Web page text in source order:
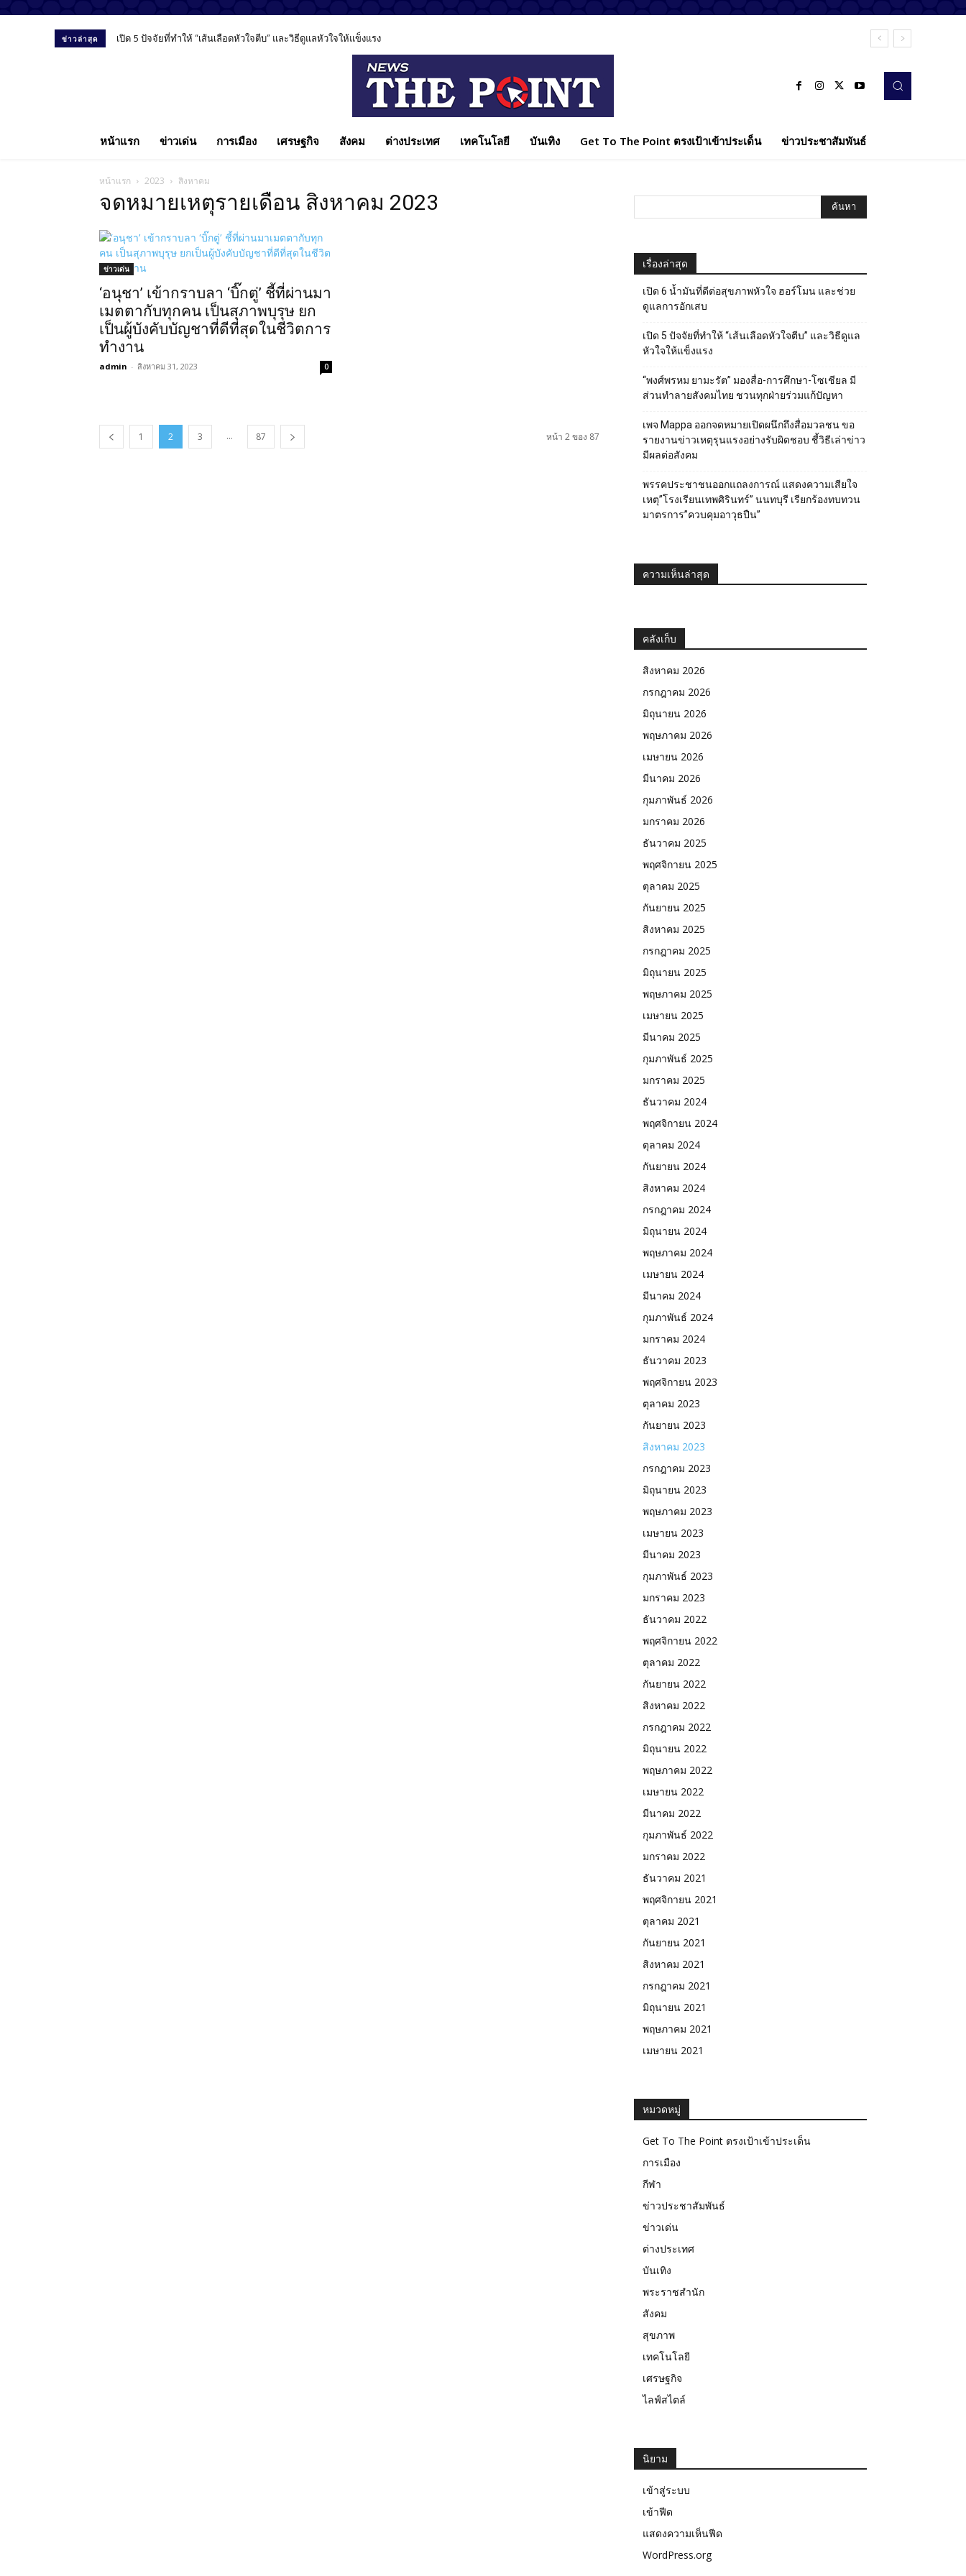
ข่าวล่าสุด เปิด 5 ปัจจัยที่ทำให้ “เส้นเลือดหัวใจตีบ” และวิธีดูแลหัวใจให้แข็งแรง
หน้าแรก ข่าวเด่น การเมือง เศรษฐกิจ สังคม ต่างประเทศ เทคโนโลยี บันเทิง Get To The Point ตรงเป้าเข้าประเด็น ข่าวประชาสัมพันธ์
หน้าแรก 2023 สิงหาคม
จดหมายเหตุรายเดือน สิงหาคม 2023
ข่าวเด่น
‘อนุชา’ เข้ากราบลา ‘บิ๊กตู่’ ชี้ที่ผ่านมา
เมตตากับทุกคน เป็นสุภาพบุรุษ ยก​
เป็นผู้บังคับบัญชาที่ดีที่สุดในชีวิตการ
ทำงาน
admin - สิงหาคม 31, 2023 0
1 2 3 ... 87 หน้า 2 ของ 87
เรื่องล่าสุด
เปิด 6 น้ำมันที่ดีต่อสุขภาพหัวใจ ฮอร์โมน และช่วย
ดูแลการอักเสบ
เปิด 5 ปัจจัยที่ทำให้ “เส้นเลือดหัวใจตีบ” และวิธีดูแล
หัวใจให้แข็งแรง
“พงศ์พรหม ยามะรัต” มองสื่อ-การศึกษา-โซเชียล มี
ส่วนทำลายสังคมไทย ชวนทุกฝ่ายร่วมแก้ปัญหา
เพจ Mappa ออกจดหมายเปิดผนึกถึงสื่อมวลชน ขอ
รายงานข่าวเหตุรุนแรงอย่างรับผิดชอบ ชี้วิธีเล่าข่าว
มีผลต่อสังคม
พรรคประชาชนออกแถลงการณ์ แสดงความเสียใจ
เหตุ”โรงเรียนเทพศิรินทร์” นนทบุรี เรียกร้องทบทวน
มาตรการ”ควบคุมอาวุธปืน”
ความเห็นล่าสุด
คลังเก็บ
สิงหาคม 2026
กรกฎาคม 2026
มิถุนายน 2026
พฤษภาคม 2026
เมษายน 2026
มีนาคม 2026
กุมภาพันธ์ 2026
มกราคม 2026
ธันวาคม 2025
พฤศจิกายน 2025
ตุลาคม 2025
กันยายน 2025
สิงหาคม 2025
กรกฎาคม 2025
มิถุนายน 2025
พฤษภาคม 2025
เมษายน 2025
มีนาคม 2025
กุมภาพันธ์ 2025
มกราคม 2025
ธันวาคม 2024
พฤศจิกายน 2024
ตุลาคม 2024
กันยายน 2024
สิงหาคม 2024
กรกฎาคม 2024
มิถุนายน 2024
พฤษภาคม 2024
เมษายน 2024
มีนาคม 2024
กุมภาพันธ์ 2024
มกราคม 2024
ธันวาคม 2023
พฤศจิกายน 2023
ตุลาคม 2023
กันยายน 2023
สิงหาคม 2023
กรกฎาคม 2023
มิถุนายน 2023
พฤษภาคม 2023
เมษายน 2023
มีนาคม 2023
กุมภาพันธ์ 2023
มกราคม 2023
ธันวาคม 2022
พฤศจิกายน 2022
ตุลาคม 2022
กันยายน 2022
สิงหาคม 2022
กรกฎาคม 2022
มิถุนายน 2022
พฤษภาคม 2022
เมษายน 2022
มีนาคม 2022
กุมภาพันธ์ 2022
มกราคม 2022
ธันวาคม 2021
พฤศจิกายน 2021
ตุลาคม 2021
กันยายน 2021
สิงหาคม 2021
กรกฎาคม 2021
มิถุนายน 2021
พฤษภาคม 2021
เมษายน 2021
หมวดหมู่
Get To The Point ตรงเป้าเข้าประเด็น
การเมือง
กีฬา
ข่าวประชาสัมพันธ์
ข่าวเด่น
ต่างประเทศ
บันเทิง
พระราชสำนัก
สังคม
สุขภาพ
เทคโนโลยี
เศรษฐกิจ
ไลฟ์สไตล์
นิยาม
เข้าสู่ระบบ
เข้าฟีด
แสดงความเห็นฟีด
WordPress.org